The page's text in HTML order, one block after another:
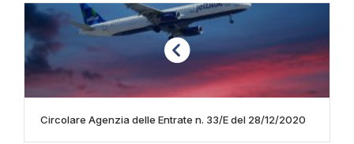
Circolare Agenzia delle Entrate n. 33/E del 28/12/2020